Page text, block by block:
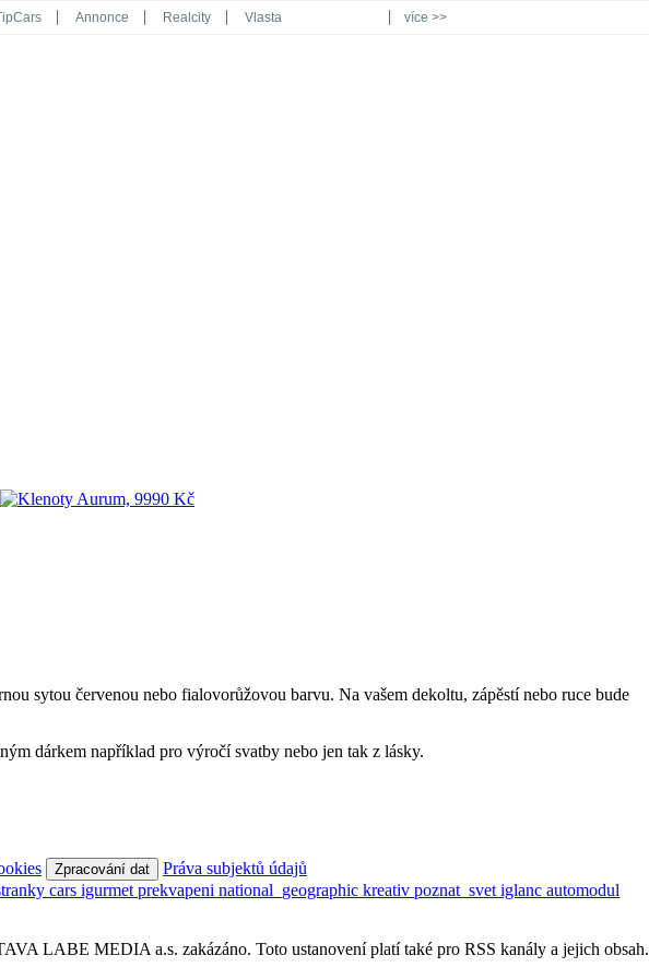
Annonce Realcity Vlasta více >>
sytou červenou nebo fialovorůžovou barvu. Na vašem dekoltu, zápěstí nebo ruce bude
dárkem například pro výročí svatby nebo jen tak z lásky.
Zpracování dat
Práva subjektů údajů
cars igurmet prekvapeni national_geographic kreativ poznat_svet iglanc automodul
LABE MEDIA a.s. zakázáno. Toto ustanovení platí také pro RSS kanály a jejich obsah.